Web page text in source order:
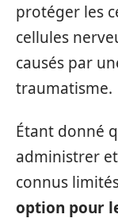
protéger les
cellules
causés par
traumatisme.
Étant donné
administrer
connus
option pour